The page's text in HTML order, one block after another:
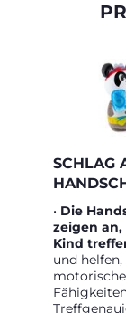
SCHLAG
• Die
zeigen an,
Kind
und helfen,
motorische